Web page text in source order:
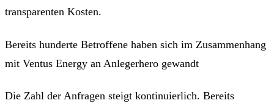
transparenten Kosten.
Bereits hunderte Betroffene haben sich im Zusammenhang
mit Ventus Energy an Anlegerhero gewandt
Die Zahl der Anfragen steigt kontinuierlich. Bereits